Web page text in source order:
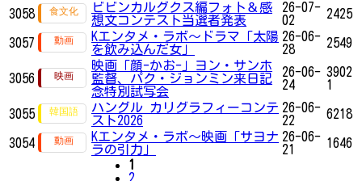
3058
ビビンカルグクス編フォト＆感
想文コンテスト当選者発表
26-07-
02
2425
3057
Kエンタメ・ラボ～ドラマ「太陽
を飲み込んだ女」
26-06-
28
2549
3056
映画「顔-かお-」ヨン・サンホ
監督、パク・ジョンミン来日記
念特別試写会
26-06-
24
3902
1
3055
ハングル カリグラフィーコンテ
スト2026
26-06-
22
6218
3054
Kエンタメ・ラボ～映画「サヨナ
ラの引力」
26-06-
21
1646
1
2